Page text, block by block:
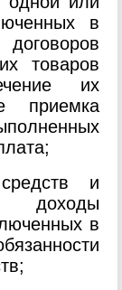
в
товаров
их
приемка
и
доходы
в